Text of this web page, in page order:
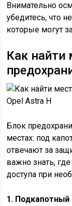
Внимательно
убедитесь, что
которые могут
Как найти
Блок
местах: под
отвечают за
важно знать,
доступа при
1. Подкапотный